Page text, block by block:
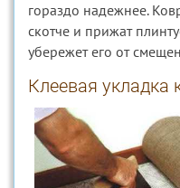
гораздо надежнее.
скотче и прижат
убережет его от
Клеевая укладка